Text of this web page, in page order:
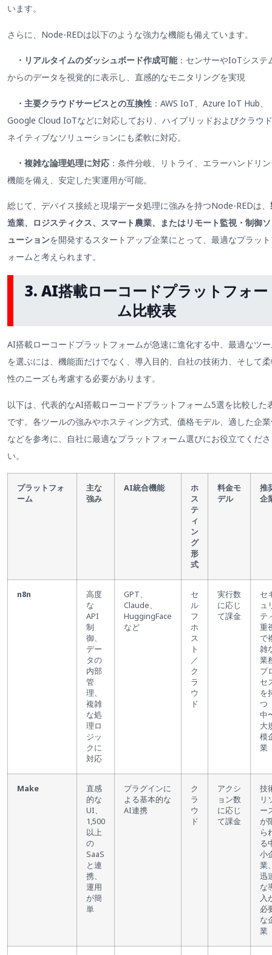
います。
さらに、Node-REDは以下のような強力な機能も備えています。
・リアルタイムのダッシュボード作成可能：センサーやIoTシステ
からのデータを視覚的に表示し、直感的なモニタリングを実現
・主要クラウドサービスとの互換性 ：AWS IoT、Azure IoT Hub、
Google Cloud IoTなどに対応しており、ハイブリッドおよびクラウド
ネイティブなソリューションにも柔軟に対応。
・複雑な論理処理に対応 ：条件分岐、リトライ、エラーハンドリ
機能を備え、安定した実運用が可能。
総じて、デバイス接続と現場データ処理に強みを持つNode-REDは、
造業、ロジスティクス、スマート農業、またはリモート監視・制御
ューションを開発するスタートアップ企業にとって、最適なプラッ
ォームと考えられます。
3. AI搭載ローコードプラットフォー
ム比較表
AI搭載ローコードプラットフォームが急速に進化する中、最適なツ
を選ぶには、機能面だけでなく、導入目的、自社の技術力、そして
性のニーズも考慮する必要があります。
以下は、代表的なAI搭載ローコードプラットフォーム5選を比較した
です。各ツールの強みやホスティング方式、価格モデル、適した企
などを参考に、自社に最適なプラットフォーム選びにお役立てくださ
い。
プラットフォ
ーム
主な
強み
AI統合機能
ホ
ス
テ
ィ
ン
グ
形
式
料金モ
デル
推
企
n8n
高度
な
API
制
御、
デー
タの
内部
管
理、
複雑
な処
理ロ
ジッ
クに
対応
GPT、
Claude、
HuggingFace
など
セ
ル
フ
ホ
ス
ト
／
ク
ラ
ウ
ド
実行数
に応じ
て課金
セ
ュ
テ
重
で
雑
業
プ
セ
を
つ
中
大
模
業
Make
直感
的な
UI、
1,500
以上
の
SaaS
と連
携、
運用
が簡
単
プラグインに
よる基本的な
AI連携
ク
ラ
ウ
ド
アクシ
ョン数
に応じ
て課金
技
リ
ー
が
ら
る
小
業
迅
な
入
必
な
業